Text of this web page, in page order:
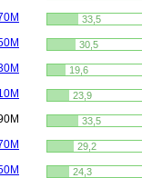
33,5
30,5
19,6
23,9
33,5
29,2
24,3